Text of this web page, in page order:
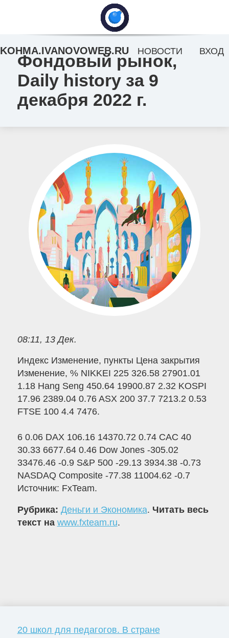
Фондовый рынок,
Daily history за 9
декабря 2022 г.
08:11, 13 Дек.
Индекс Изменение, пункты Цена закрытия
Изменение, % NIKKEI 225 326.58 27901.01
1.18 Hang Seng 450.64 19900.87 2.32 KOSPI
17.96 2389.04 0.76 ASX 200 37.7 7213.2 0.53
FTSE 100 4.4 7476.
6 0.06 DAX 106.16 14370.72 0.74 CAC 40
30.33 6677.64 0.46 Dow Jones -305.02
33476.46 -0.9 S&P 500 -29.13 3934.38 -0.73
NASDAQ Composite -77.38 11004.62 -0.7
Источник: FxTeam.
Рубрика: Деньги и Экономика. Читать весь
текст на www.fxteam.ru.
20 школ для педагогов. В стране
KOHMA.IVANOVOWEB.RU НОВОСТИ ВХОД